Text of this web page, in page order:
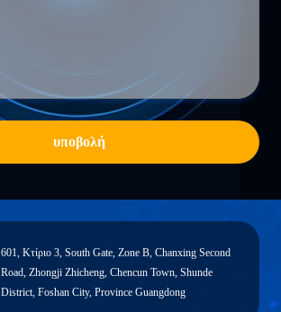
υποβολή
601, Κτίριο 3, South Gate, Zone B, Chanxing Second
Road, Zhongji Zhicheng, Chencun Town, Shunde
District, Foshan City, Province Guangdong